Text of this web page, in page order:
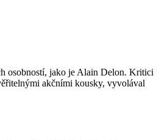
osobností, jako je Alain Delon. Kritici
akčními kousky, vyvolával